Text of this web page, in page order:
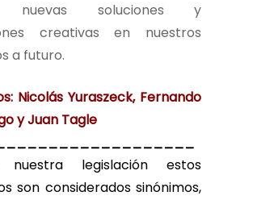
nuevas soluciones y
creativas en nuestros
a futuro.
Nicolás Yuraszeck, Fernando
y Juan Tagle
nuestra legislación estos
son considerados sinónimos,